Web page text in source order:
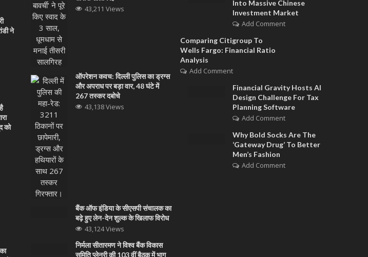
ने
को
43,211 Views
ऑपरेशन कवच: दिल्ली पुलिस का ड्रग्स
और अपराध पर बड़ा वार, 48 घंटे में
267 तस्कर दबोचे
43,138 Views
बैंक ऑफ इंडिया के सीएसपी संचालक का
बढ़े हुए लेन-देन शुल्क के खिलाफ विरोध
43,124 Views
निर्मला सीतारमण ने विश्व बैंक विकास
समिति प्लेनरी की 103 वीं बैठक में भाग
Into Massive Chinese
Investment Market
Add Comment
Comparing Citigroup To
Wells Fargo: Financial Ratio
Analysis
Add Comment
Financial Gravity Hosts AI
Design Challenge For Tax
Planning Software
Add Comment
Why Bold Socks Are The
‘Gateway Drug’ To Better
Men’s Fashion
Add Comment